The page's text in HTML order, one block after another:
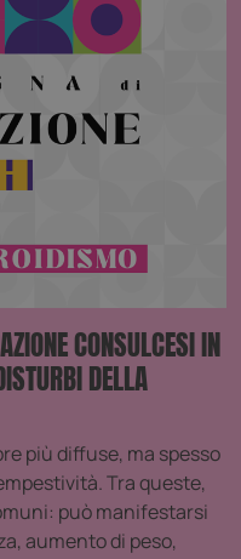
CONSULCESI IN
DELLA
più diffuse, ma spesso
Tra queste,
può manifestarsi
aumento di peso,